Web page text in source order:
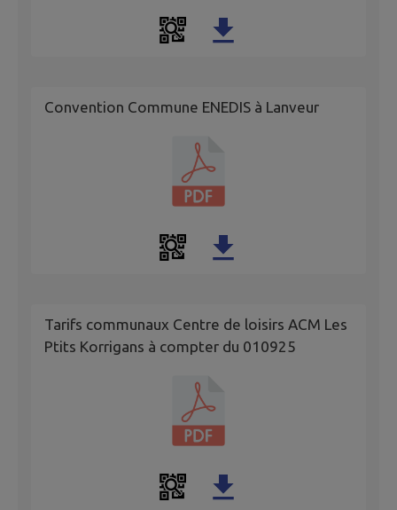
Convention Commune ENEDIS à Lanveur
Tarifs communaux Centre de loisirs ACM Les
Ptits Korrigans à compter du 010925